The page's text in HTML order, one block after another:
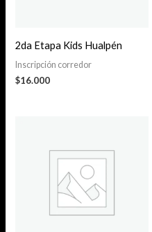
2da Etapa Kids Hualpén
Inscripción corredor
$16.000